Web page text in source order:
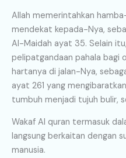
Allah memerintahkan
mendekat kepada-Nya,
Al-Maidah ayat 35. Selain
pelipatgandaan pahala bagi
hartanya di jalan-Nya,
ayat 261 yang
tumbuh menjadi tujuh bulir,
Wakaf Al quran termasuk
langsung berkaitan dengan
manusia.